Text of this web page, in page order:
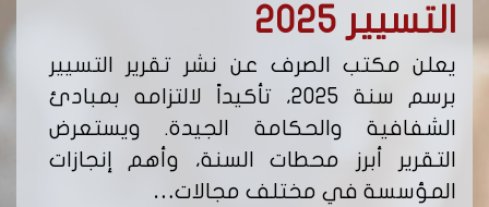
التسيير 2025
يعلن مكتب الصرف عن نشر تقرير التسيير
برسم سنة 2025، تأكيداً لالتزامه بمبادئ
الشفافية والحكامة الجيدة. ويستعرض
التقرير أبرز محطات السنة، وأهم إنجازات
المؤسسة في مختلف مجالات…